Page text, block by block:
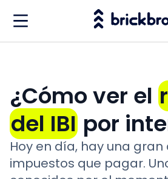
Valorar mi local
Productos
Contactar
¿Cómo ver el
del IBI por
Hoy en día, hay una
impuestos que pagar.